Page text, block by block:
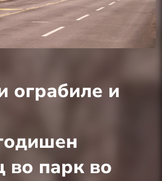
ограбиле и
во парк во